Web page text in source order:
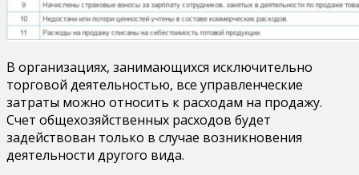
В организациях, занимающихся исключительно
торговой деятельностью, все управленческие
затраты можно относить к расходам на продажу.
Счет общехозяйственных расходов будет
задействован только в случае возникновения
деятельности другого вида.